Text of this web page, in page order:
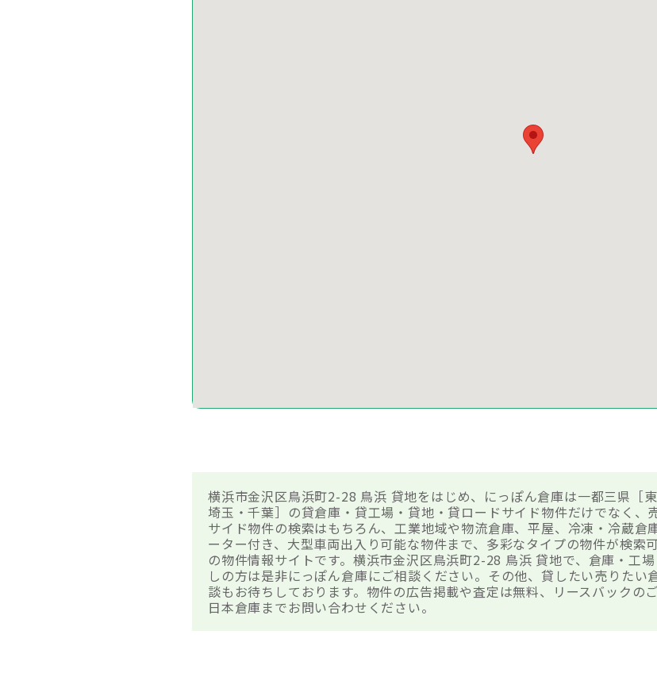
横浜市金沢区鳥浜町2-28 鳥浜 貸地をはじめ、にっぽん倉庫は一都三県［
埼玉・千葉］の貸倉庫・貸工場・貸地・貸ロードサイド物件だけでなく、
サイド物件の検索はもちろん、工業地域や物流倉庫、平屋、冷凍・冷蔵倉
ーター付き、大型車両出入り可能な物件まで、多彩なタイプの物件が検索
の物件情報サイトです。横浜市金沢区鳥浜町2-28 鳥浜 貸地で、倉庫・工
しの方は是非にっぽん倉庫にご相談ください。その他、貸したい売りたい
談もお待ちしております。物件の広告掲載や査定は無料、リースバックの
日本倉庫までお問い合わせください。